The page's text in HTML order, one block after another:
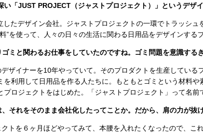
い「JUST PROJECT（ジャストプロジェクト）」というデザ
たデザイン会社。ジャストプロジェクトの一環でトラッシュ
”を使って、人々の日々の生活に関わる日用品をデザインする
ミと関わるお仕事をしていたのですね。ゴミ問題を意識する
ザイナーを10年やっていて。そのプロダクトを生産している
を利用して日用品を作る人たちに。もともとゴミという材料
プロジェクトをはじめた。「ジャストプロジェクト」って名前
それをそのまま会社化したってことか。だから、肩の力が抜
トを６ヶ月ほどやってみて、本腰を入れたくなったので、こ